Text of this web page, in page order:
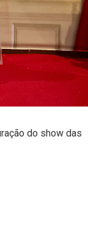
do show das